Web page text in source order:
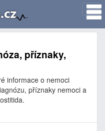
příznaky,
informace o nemoci
příznaky nemoci a